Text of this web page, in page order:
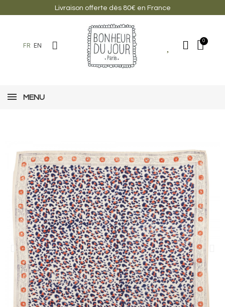
Livraison offerte dès 80€ en France
FR EN
MENU